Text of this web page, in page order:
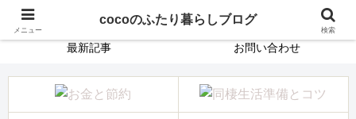
ホーム プロフィール
最新記事 お問い合わせ
メニュー
cocoのふたり暮らしブログ
検索